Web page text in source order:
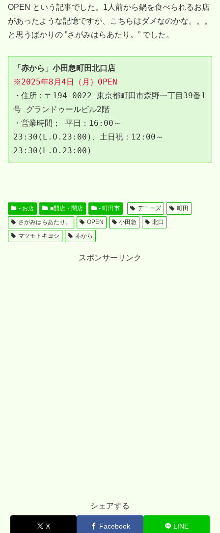
OPEN という記事でした。1人前から鍋を食べられるお店
があったような記憶ですが、こちらはダメなのかな。。。
と思うばかりの ”さがみはらあたり。” でした。
「赤から」小田急町田北口店
※2025年8月4日（月）OPEN
・住所：〒194-0022 東京都町田市森野一丁目39番1
号 グランドゥールビル2階
・営業時間； 平日：16:00～
23:30(L.O.23:00)、土日祝：12:00～
23:30(L.O.23:00)
- お店 ■開店・閉店 - 町田市 デニーズ
町田
さがみはらあたり。
OPEN 小田急
北口
マツモトキヨシ
赤から
スポンサーリンク
シェアする
X Facebook LINE